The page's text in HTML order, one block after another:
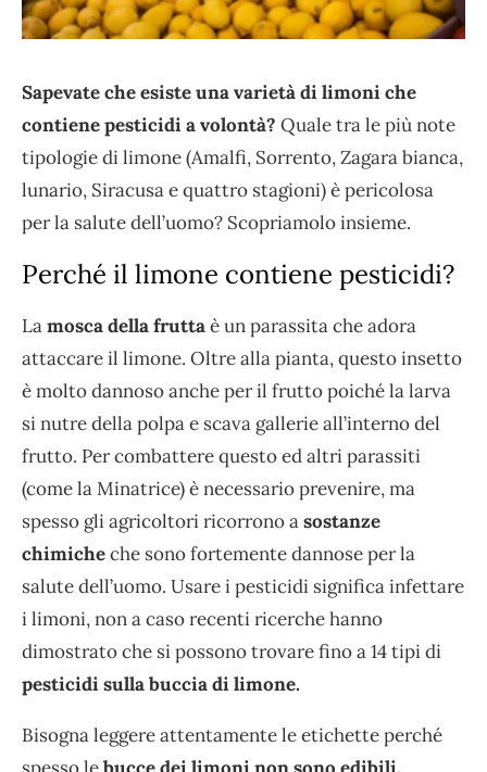
Sapevate che esiste una varietà di limoni che
contiene pesticidi a volontà? Quale tra le più note
tipologie di limone (Amalfi, Sorrento, Zagara bianca,
lunario, Siracusa e quattro stagioni) è pericolosa
per la salute dell’uomo? Scopriamolo insieme.
Perché il limone contiene pesticidi?
Lamosca della fruttaè un parassita che adora
attaccare il limone. Oltre alla pianta, questo insetto
è molto dannoso anche per il frutto poiché la larva
si nutre della polpa e scava gallerie all’interno del
frutto. Per combattere questo ed altri parassiti
(come la Minatrice) è necessario prevenire, ma
spesso gli agricoltori ricorrono asostanze
chimicheche sono fortemente dannose per la
salute dell’uomo. Usare i pesticidi significa infettare
i limoni, non a caso recenti ricerche hanno
dimostrato che si possono trovare fino a 14 tipi di
pesticidi sulla buccia di limone.
Bisogna leggere attentamente le etichette perché